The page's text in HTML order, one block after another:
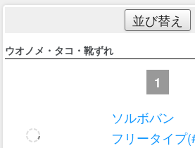
並び替え
ウオノメ・タコ・靴ずれ
1
ソルボバン
フリータイプ